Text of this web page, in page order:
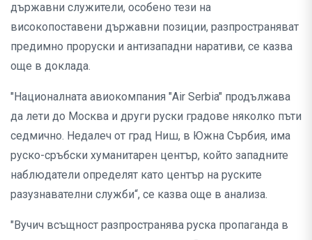
държавни служители, особено тези на
високопоставени държавни позиции, разпространяват
предимно проруски и антизападни наративи, се казва
още в доклада.
"Националната авиокомпания "Air Serbia" продължава
да лети до Москва и други руски градове няколко пъти
седмично. Недалеч от град Ниш, в Южна Сърбия, има
руско-сръбски хуманитарен център, който западните
наблюдатели определят като център на руските
разузнавателни служби“, се казва още в анализа.
"Вучич всъщност разпространява руска пропаганда в